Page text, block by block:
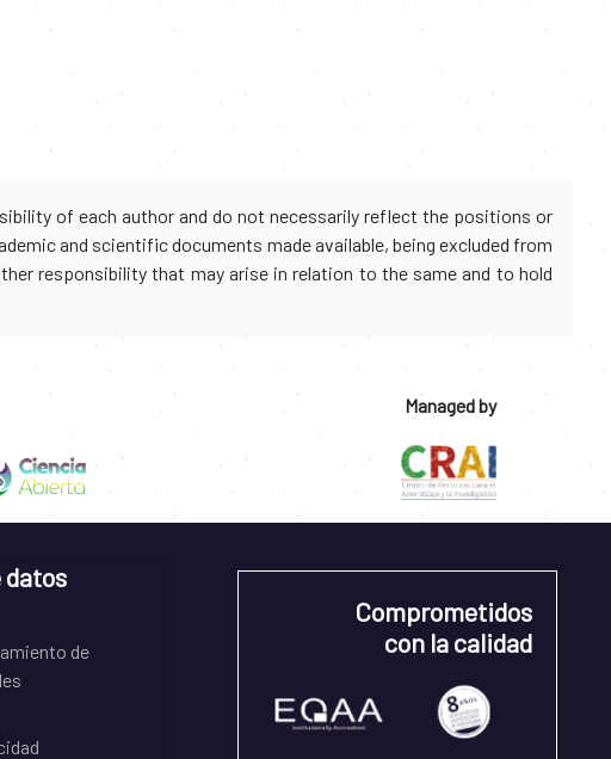
of each author and do not necessarily reflect the positions or
and scientific documents made available, being excluded from
responsibility that may arise in relation to the same and to hold
Managed by
datos
de
Comprometidos
con la calidad